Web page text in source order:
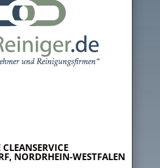
NORDRHEIN-WESTFALEN